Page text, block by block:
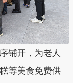
铺开，为老人
等美食免费供